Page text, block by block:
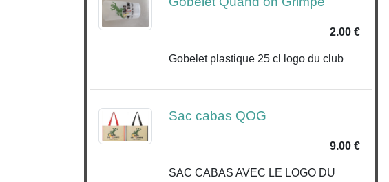
2.00 €
Gobelet plastique 25 cl logo du club
Sac cabas QOG
9.00 €
SAC CABAS AVEC LE LOGO DU